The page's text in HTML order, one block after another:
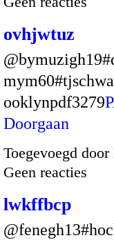
ovhjwtuz
ooklynpdf3279
Doorgaan
Toegevoegd door
Geen reacties
lwkffbcp